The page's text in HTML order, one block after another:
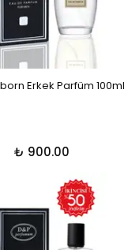
Erkek Parfüm 100ml
₺ 900.00